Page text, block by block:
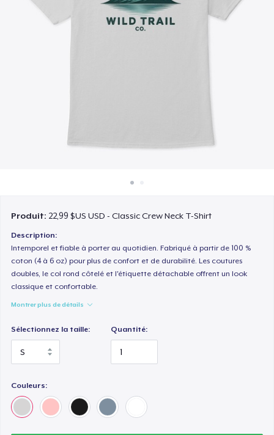
Vendez partout
Produit: 22,99 $US USD - Classic Crew Neck T-Shirt
Description:
Intemporel et fiable à porter au quotidien. Fabriqué à partir de 100 %
coton (4 à 6 oz) pour plus de confort et de durabilité. Les coutures
doubles, le col rond côtelé et l'étiquette détachable offrent un look
classique et confortable.
Montrer plus de détails
Sélectionnez la taille: Quantité:
Couleurs: